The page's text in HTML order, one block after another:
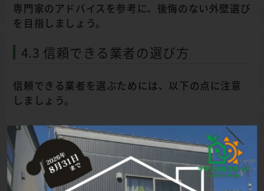
専門家のアドバイスを参考に、後悔のない外壁選び
を目指しましょう。
4.3 信頼できる業者の選び方
信頼できる業者を選ぶためには、以下の点に注意
しましょう。
実績と評判:過去の施工実績や、顧客からの評判
を確認しましょう。ホームページや口コミサイ
トなどを参考に、業者の信頼性を判断します。
提案力:専門的な知識を持ち、顧客のニーズに合